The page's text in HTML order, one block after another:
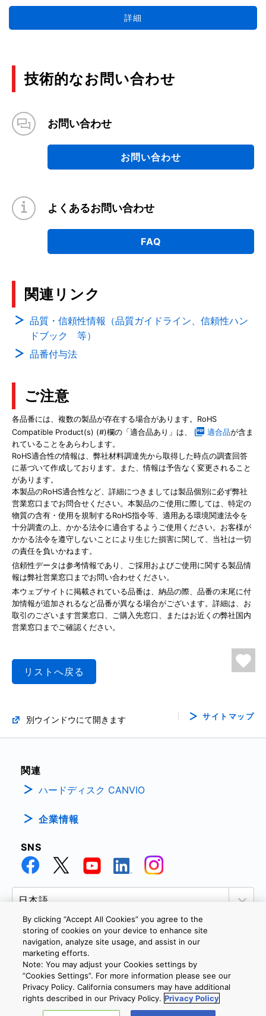
詳細
技術的なお問い合わせ
お問い合わせ
お問い合わせ
よくあるお問い合わせ
FAQ
関連リンク
品質・信頼性情報（品質ガイドライン、信頼性ハン
ドブック 等）
品番付与法
ご注意
各品番には、複数の製品が存在する場合があります。RoHS
Compatible Product(s) (#)欄の「適合品あり」は、
適合品が含ま
れていることをあらわします。
RoHS適合性の情報は、弊社材料調達先から取得した時点の調査回答
に基づいて作成しております。また、情報は予告なく変更されること
があります。
本製品のRoHS適合性など、詳細につきましては製品個別に必ず弊社
営業窓口までお問合せください。本製品のご使用に際しては、特定の
物質の含有・使用を規制するRoHS指令等、適用ある環境関連法令を
十分調査の上、かかる法令に適合するようご使用ください。お客様が
かかる法令を遵守しないことにより生じた損害に関して、当社は一切
の責任を負いかねます。
信頼性データは参考情報であり、ご採用およびご使用に関する製品情
報は弊社営業窓口までお問い合わせください。
本ウェブサイトに掲載されている品番は、納品の際、品番の末尾に付
加情報が追加されるなど品番が異なる場合がございます。詳細は、お
取引のございます営業窓口、ご購入先窓口、またはお近くの弊社国内
営業窓口までご確認ください。
リストへ戻る
別ウインドウにて開きます サイトマップ
関連
ハードディスク CANVIO
企業情報
SNS
個人情報保護方針
お問い合わせ
Copyright © 2026 TOSHIBA ELECTRONIC DEVICES & STORAGE
By clicking “Accept All Cookies” you agree to the
storing of cookies on your device to enhance site
navigation, analyze site usage, and assist in our
marketing efforts.
Note: You may adjust your Cookies settings by
”Cookies Settings”. For more information please see our
Privacy Policy. California consumers may have additional
rights described in our Privacy Policy. Privacy Policy